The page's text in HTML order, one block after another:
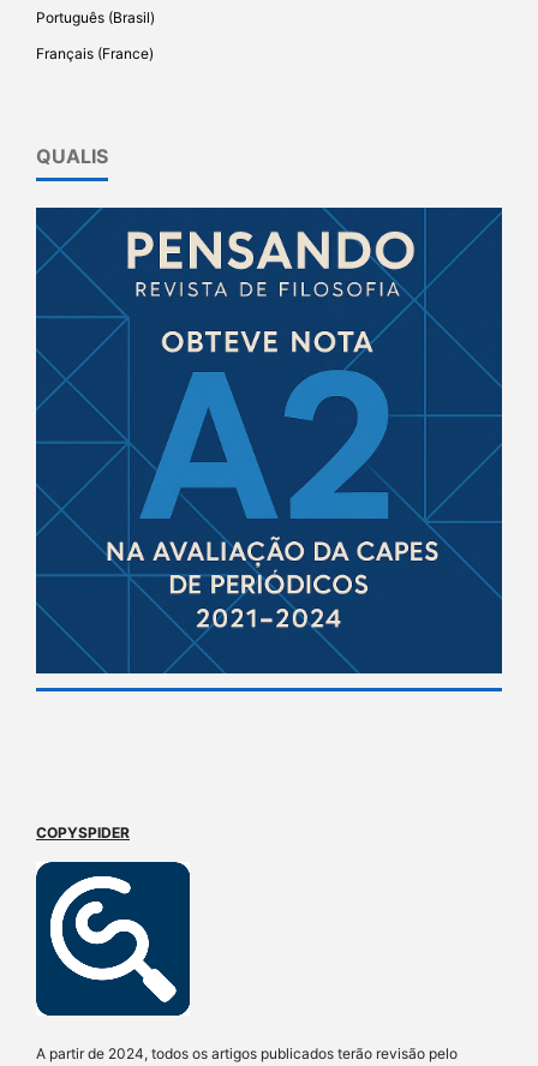
Português (Brasil)
Français (France)
QUALIS
COPYSPIDER
A partir de 2024, todos os artigos publicados terão revisão pelo